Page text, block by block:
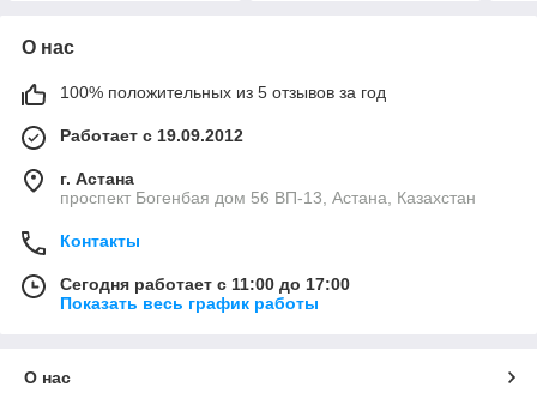
О нас
100% положительных из 5 отзывов за год
Работает с 19.09.2012
г. Астана
проспект Богенбая дом 56 ВП-13, Астана, Казахстан
Контакты
Сегодня работает с 11:00 до 17:00
Показать весь график работы
О нас